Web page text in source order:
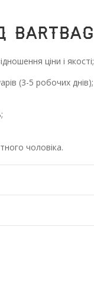
ціни і якості;
(3-5 робочих днів);
чоловіка.